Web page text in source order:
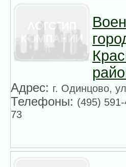
Адрес:г. Одинцово,
Телефоны:(495)
73